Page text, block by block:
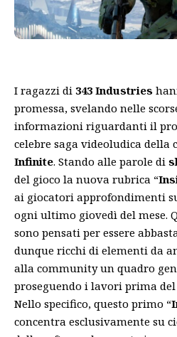
I ragazzi di 343 Industries
promessa, svelando nelle
informazioni riguardanti il
celebre saga videoludica della
Infinite. Stando alle parole di
del gioco la nuova rubrica “
ai giocatori approfondimenti
ogni ultimo giovedì del mese.
sono pensati per essere
dunque ricchi di elementi da
alla community un quadro
proseguendo i lavori prima
Nello specifico, questo primo “
concentra esclusivamente su